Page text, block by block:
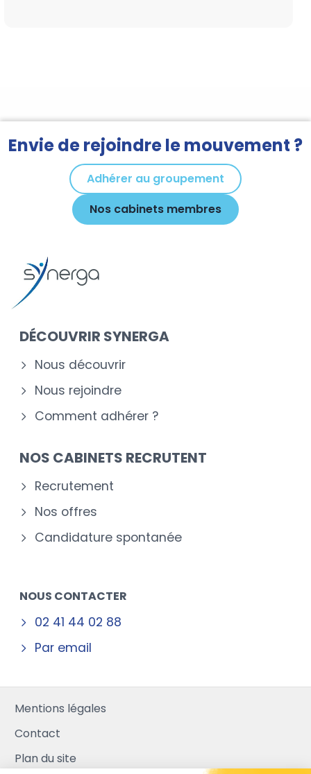
Envie de rejoindre le mouvement ?
Adhérer au groupement
Nos cabinets membres
DÉCOUVRIR SYNERGA
Nous découvrir
Nous rejoindre
Comment adhérer ?
NOS CABINETS RECRUTENT
Recrutement
Nos offres
Candidature spontanée
NOUS CONTACTER
02 41 44 02 88
Par email
Mentions légales
Contact
Plan du site